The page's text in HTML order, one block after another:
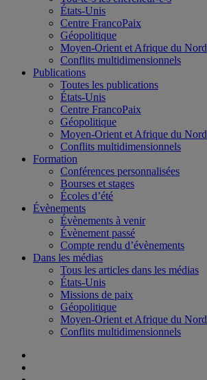
États-Unis
Centre FrancoPaix
Géopolitique
Moyen-Orient et Afrique du Nord
Conflits multidimensionnels
Publications
Toutes les publications
États-Unis
Centre FrancoPaix
Géopolitique
Moyen-Orient et Afrique du Nord
Conflits multidimensionnels
Formation
Conférences personnalisées
Bourses et stages
Écoles d’été
Évènements
Évènements à venir
Évènement passé
Compte rendu d’évènements
Dans les médias
Tous les articles dans les médias
États-Unis
Missions de paix
Géopolitique
Moyen-Orient et Afrique du Nord
Conflits multidimensionnels